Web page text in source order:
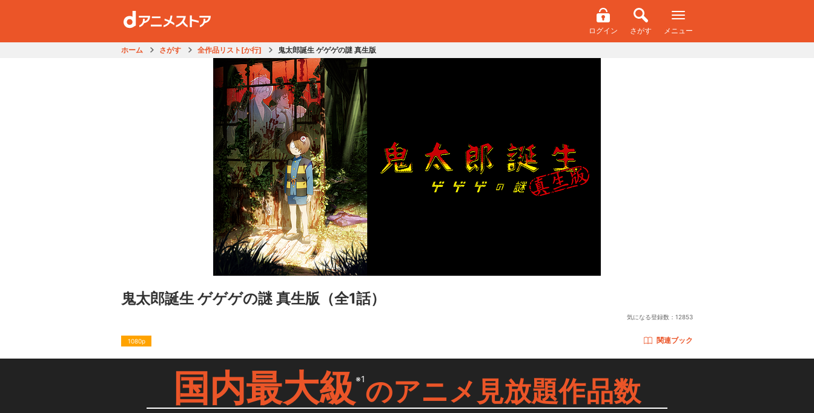
ログイン さがす メニュー
ホーム さがす 全作品リスト[か行] 鬼太郎誕生 ゲゲゲの謎 真生版
鬼太郎誕生 ゲゲゲの謎 真生版 （全1話）
気になる登録数： 12853
1080p 関連ブック
国内最大級 ※1のアニメ見放題作品数